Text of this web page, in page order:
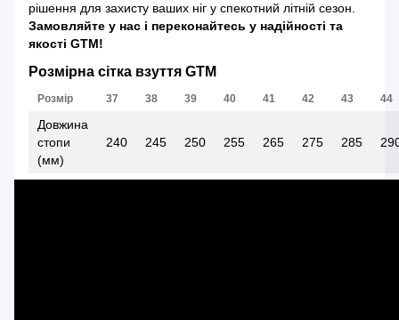
рішення для захисту ваших ніг у спекотний літній сезон.
Замовляйте у нас і переконайтесь у надійності та
якості GTM!
Розмірна сітка взуття GTM
Розмір 37 38 39 40 41 42 43 44
Довжина
стопи
(мм)
240 245 250 255 265 275 285